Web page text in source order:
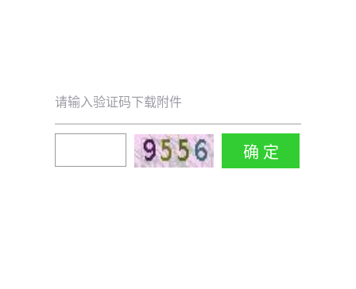
请输入验证码下载附件